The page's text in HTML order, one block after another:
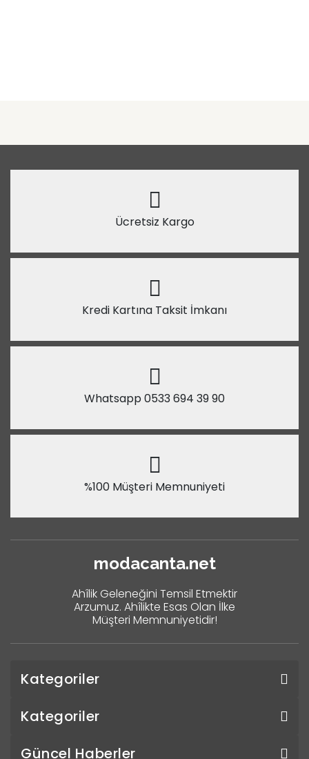
Ücretsiz Kargo
Kredi Kartına Taksit İmkanı
Whatsapp 0533 694 39 90
%100 Müşteri Memnuniyeti
modacanta.net
Ahîlik Geleneğini Temsil Etmektir
Arzumuz. Ahîlikte Esas Olan İlke
Müşteri Memnuniyetidir!
Kategoriler
Kategoriler
Güncel Haberler